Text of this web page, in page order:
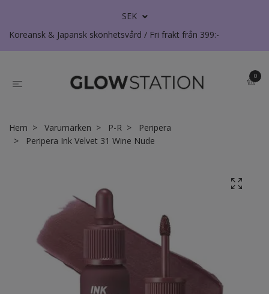
SEK
Koreansk & Japansk skönhetsvård / Fri frakt från 399:-
0
Hem Varumärken P-R
Peripera
Peripera Ink Velvet 31 Wine Nude